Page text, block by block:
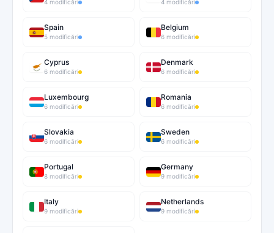
4 modificări 4 modificări
Spain
5 modificări
Belgium
6 modificări
Cyprus
6 modificări
Denmark
6 modificări
Luxembourg
6 modificări
Romania
6 modificări
Slovakia
6 modificări
Sweden
6 modificări
Portugal
8 modificări
Germany
9 modificări
Italy
9 modificări
Netherlands
9 modificări